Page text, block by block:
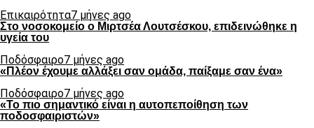
Επικαιρότητα7 μήνες ago
Στο νοσοκομείο ο Μιρτσέα Λουτσέσκου, επιδεινώθηκε η
υγεία του
Ποδόσφαιρο7 μήνες ago
«Πλέον έχουμε αλλάξει σαν ομάδα, παίξαμε σαν ένα»
Ποδόσφαιρο7 μήνες ago
«Το πιο σημαντικό είναι η αυτοπεποίθηση των
ποδοσφαιριστών»